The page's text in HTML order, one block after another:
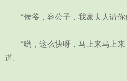
“侯爷，容公子，我家夫人请你
“哟，这么快呀，马上来马上来
道。